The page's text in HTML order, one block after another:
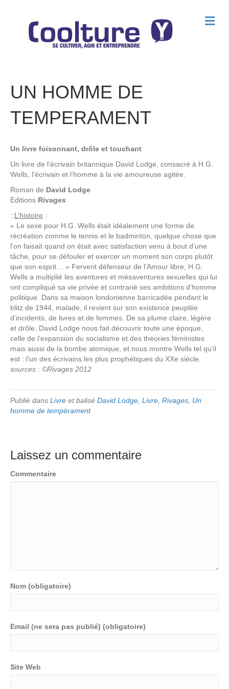
M
e
UN HOMME DE
TEMPERAMENT
Un livre foisonnant, drôle et touchant
Un livre de l’écrivain britannique David Lodge, consacré à H.G.
Wells, l’écrivain et l’homme à la vie amoureuse agitée.
Roman de David Lodge
Editions Rivages
::L’histoire ::
« Le sexe pour H.G. Wells était idéalement une forme de
récréation comme le tennis et le badminton, quelque chose que
l’on faisait quand on était avec satisfaction venu à bout d’une
tâche, pour se défouler et exercer un moment son corps plutôt
que son esprit… » Fervent défenseur de l’Amour libre, H.G.
Wells a multiplié les aventures et mésaventures sexuelles qui lui
ont compliqué sa vie privée et contrarié ses ambitions d’homme
politique. Dans sa maison londonienne barricadée pendant le
blitz de 1944, malade, il revient sur son existence peuplée
d’incidents, de livres et de femmes. De sa plume claire, légère
et drôle, David Lodge nous fait découvrir toute une époque,
celle de l’expansion du socialisme et des théories féministes
mais aussi de la bombe atomique, et nous montre Wells tel qu’il
est : l’un des écrivains les plus prophétiques du XXe siècle.
sources : ©Rivages 2012
Publié dans Livre et balisé David Lodge Livre Rivages Un
homme de tempérament
Laissez un commentaire
Commentaire
Nom (obligatoire)
Email (ne sera pas publié) (obligatoire)
Site Web